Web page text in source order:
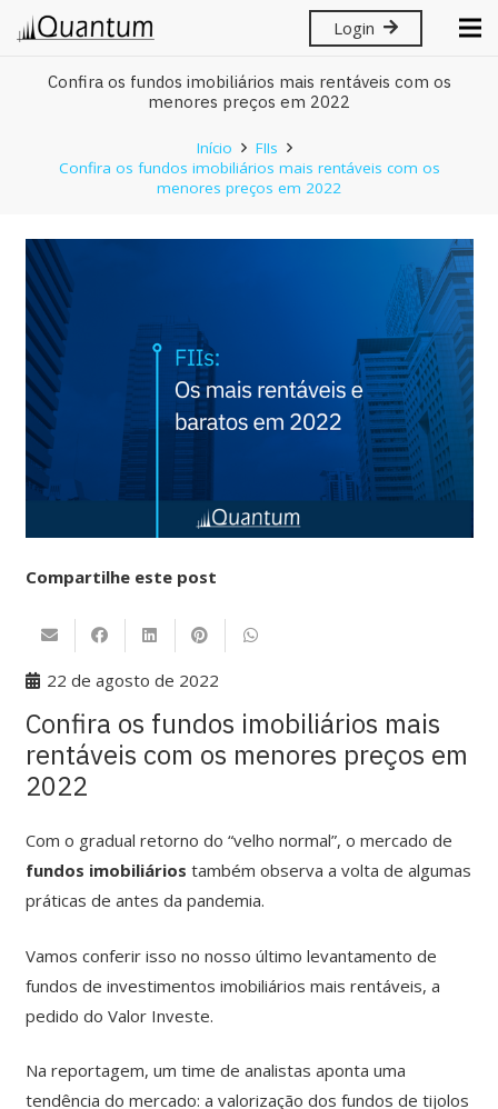
Login
Confira os fundos imobiliários mais rentáveis com os
menores preços em 2022
Início
FIIs
Confira os fundos imobiliários mais rentáveis com os
menores preços em 2022
Compartilhe este post
22 de agosto de 2022
Confira os fundos imobiliários mais
rentáveis com os menores preços em
2022
Com o gradual retorno do “velho normal”, o mercado de
fundos imobiliários também observa a volta de algumas
práticas de antes da pandemia.
Vamos conferir isso no nosso último levantamento de
fundos de investimentos imobiliários mais rentáveis, a
pedido do Valor Investe.
Na reportagem, um time de analistas aponta uma
tendência do mercado: a valorização dos fundos de tijolos